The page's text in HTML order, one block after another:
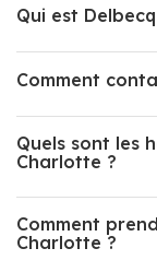
Qui est
Comment
Quels sont les
Charlotte ?
Comment
Charlotte ?